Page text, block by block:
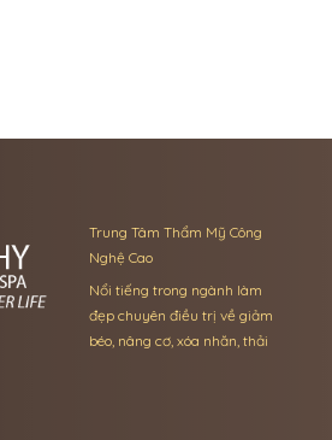
Trung Tâm Thẩm Mỹ Công
Nghệ Cao
Nổi tiếng trong ngành làm
đẹp chuyên điều trị về giảm
béo, nâng cơ, xóa nhăn, thải